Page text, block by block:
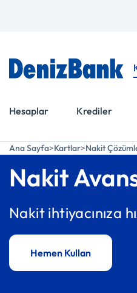
Hesaplar Krediler
Ana Sayfa Kartlar Nakit
Nakit
Nakit ihtiyacınıza
Hemen Kullan